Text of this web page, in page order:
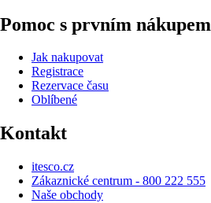
Pomoc s prvním nákupem
Jak nakupovat
Registrace
Rezervace času
Oblíbené
Kontakt
itesco.cz
Zákaznické centrum - 800 222 555
Naše obchody